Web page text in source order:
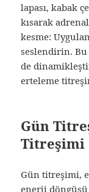
lapası, kabak
kısarak
kesme:
seslendirin.
de
erteleme
Gün
Titreşimi
Gün titreşimi,
enerji döngüsü